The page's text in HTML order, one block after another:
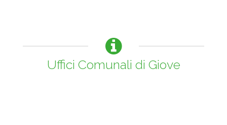
Uffici Comunali di Giove